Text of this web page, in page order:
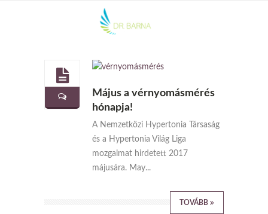
Május a vérnyomásmérés
hónapja!
A Nemzetközi Hypertonia Társaság
és a Hypertonia Világ Liga
mozgalmat hirdetett 2017
májusára. May...
TOVÁBB